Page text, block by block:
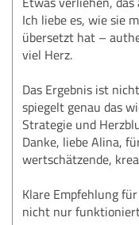
Ich liebe es, wie sie
übersetzt hat –
viel Herz.
Das Ergebnis ist
spiegelt genau das
Strategie und
Danke, liebe Alina,
wertschätzende,
Klare Empfehlung
nicht nur